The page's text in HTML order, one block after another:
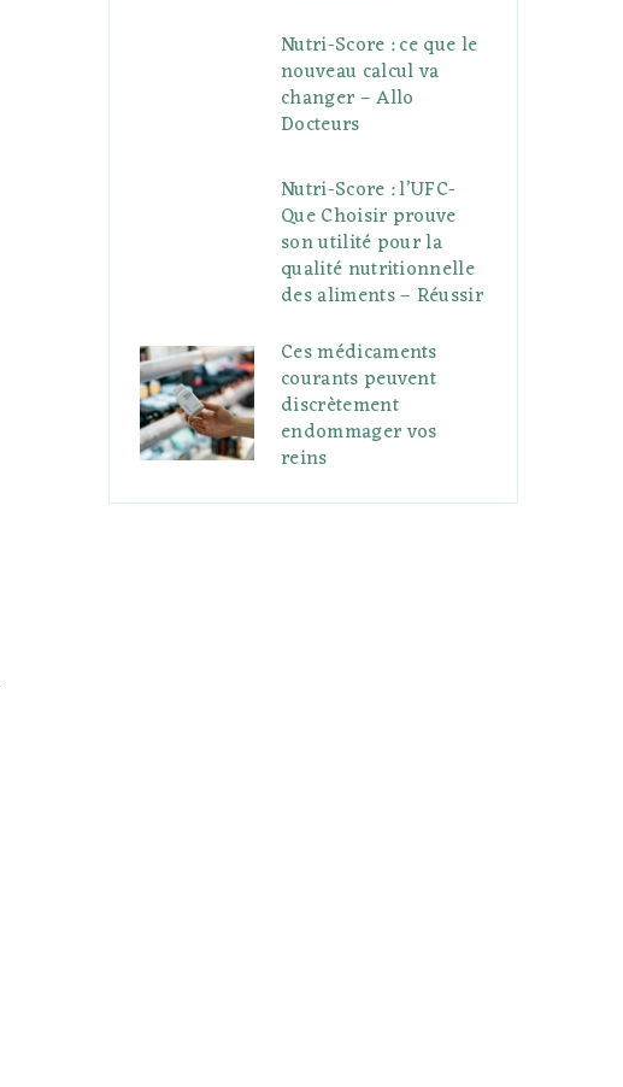
Nutri-Score : ce que le
nouveau calcul va
changer – Allo
Docteurs
Nutri-Score : l’UFC-
Que Choisir prouve
son utilité pour la
qualité nutritionnelle
des aliments – Réussir
Ces médicaments
courants peuvent
discrètement
endommager vos
reins